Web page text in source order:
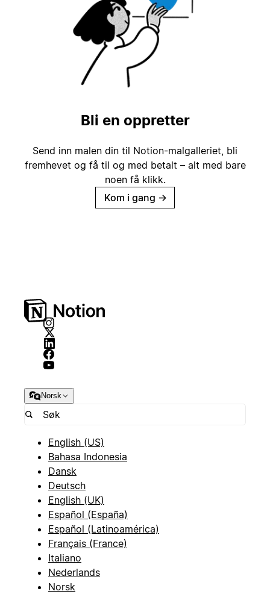
Bli en oppretter
Send inn malen din til Notion-malgalleriet, bli
fremhevet og få til og med betalt – alt med bare
noen få klikk.
Kom i gang →
Norsk
English (US)
Bahasa Indonesia
Dansk
Deutsch
English (UK)
Español (España)
Español (Latinoamérica)
Français (France)
Italiano
Nederlands
Norsk